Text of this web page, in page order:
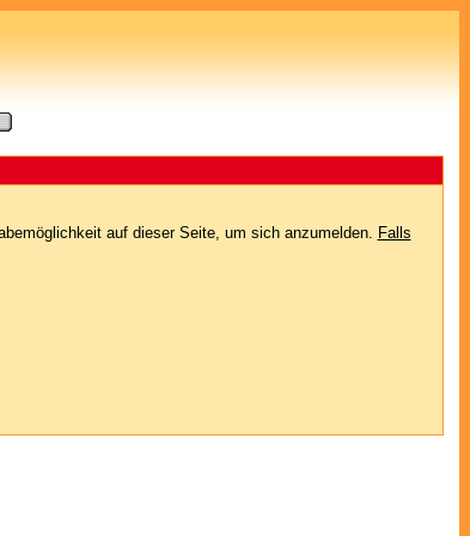
auf dieser Seite, um sich anzumelden. Falls